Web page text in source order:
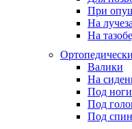
При
На
На
Валики
На
Под ноги
Под
Под